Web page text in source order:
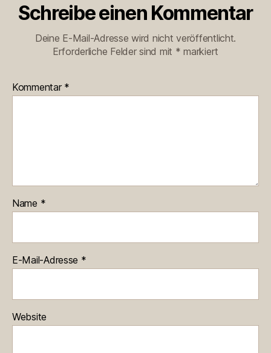
Schreibe einen Kommentar
Deine E-Mail-Adresse wird nicht veröffentlicht.
Erforderliche Felder sind mit * markiert
Kommentar *
Name *
E-Mail-Adresse *
Website